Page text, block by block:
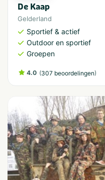
De Kaap
Gelderland
Sportief & actief
Outdoor en sportief
Groepen
4.0 (307 beoordelingen)